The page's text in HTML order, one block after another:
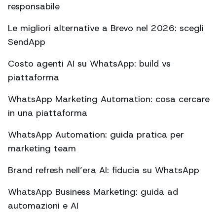
responsabile
Le migliori alternative a Brevo nel 2026: scegli
SendApp
Costo agenti AI su WhatsApp: build vs
piattaforma
WhatsApp Marketing Automation: cosa cercare
in una piattaforma
WhatsApp Automation: guida pratica per
marketing team
Brand refresh nell’era AI: fiducia su WhatsApp
WhatsApp Business Marketing: guida ad
automazioni e AI